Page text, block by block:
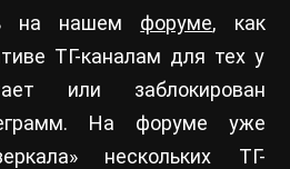
на нашем форуме, как
ТГ-каналам для тех у
или заблокирован
На форуме уже
нескольких ТГ-